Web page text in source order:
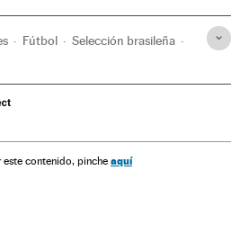
Fútbol Selección brasileña
militar
Política Sociedad
este contenido, pinche aquí